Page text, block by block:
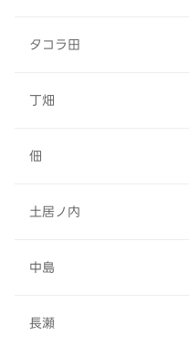
タコラ田
丁畑
佃
土居ノ内
中島
長瀬